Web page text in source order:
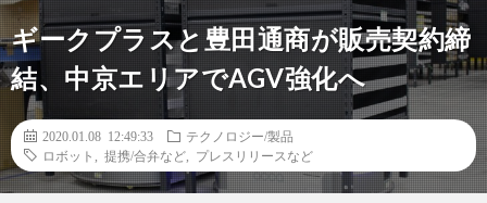
ギークプラスと豊田通商が販売契約締
結、中京エリアでAGV強化へ
2020.01.08 12:49:33
テクノロジー/製品
ロボット
提携/合弁など プレスリリースなど